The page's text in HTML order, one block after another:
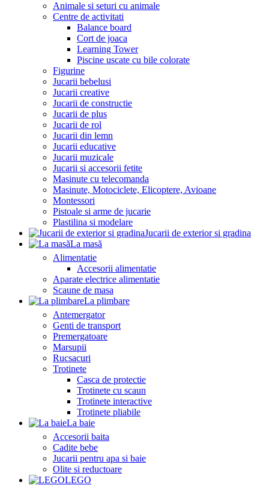
Animale si seturi cu animale
Centre de activitati
Balance board
Cort de joaca
Learning Tower
Piscine uscate cu bile colorate
Figurine
Jucarii bebelusi
Jucarii creative
Jucarii de constructie
Jucarii de plus
Jucarii de rol
Jucarii din lemn
Jucarii educative
Jucarii muzicale
Jucarii si accesorii fetite
Masinute cu telecomanda
Masinute, Motociclete, Elicoptere, Avioane
Montessori
Pistoale si arme de jucarie
Plastilina si modelare
Jucarii de exterior si gradina
La masă
Alimentatie
Accesorii alimentatie
Aparate electrice alimentatie
Scaune de masa
La plimbare
Antemergator
Genti de transport
Premergatoare
Marsupii
Rucsacuri
Trotinete
Casca de protectie
Trotinete cu scaun
Trotinete interactive
Trotinete pliabile
La baie
Accesorii baita
Cadite bebe
Jucarii pentru apa si baie
Olite si reductoare
LEGO